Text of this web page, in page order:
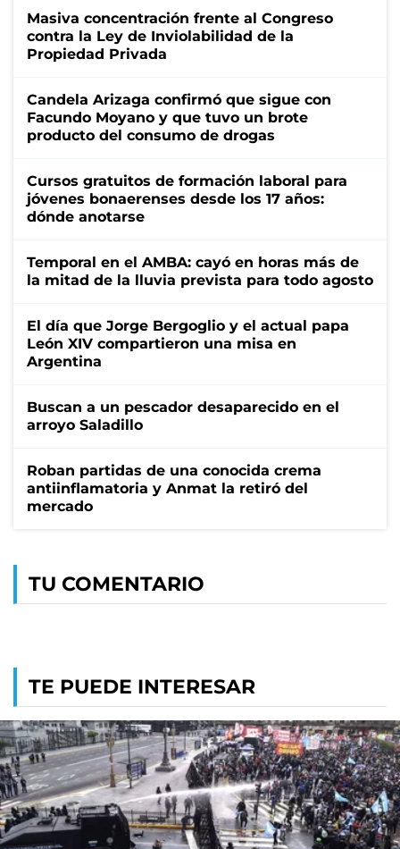
Masiva concentración frente al Congreso
contra la Ley de Inviolabilidad de la
Propiedad Privada
Candela Arizaga confirmó que sigue con
Facundo Moyano y que tuvo un brote
producto del consumo de drogas
Cursos gratuitos de formación laboral para
jóvenes bonaerenses desde los 17 años:
dónde anotarse
Temporal en el AMBA: cayó en horas más de
la mitad de la lluvia prevista para todo agosto
El día que Jorge Bergoglio y el actual papa
León XIV compartieron una misa en
Argentina
Buscan a un pescador desaparecido en el
arroyo Saladillo
Roban partidas de una conocida crema
antiinflamatoria y Anmat la retiró del
mercado
TU COMENTARIO
TE PUEDE INTERESAR